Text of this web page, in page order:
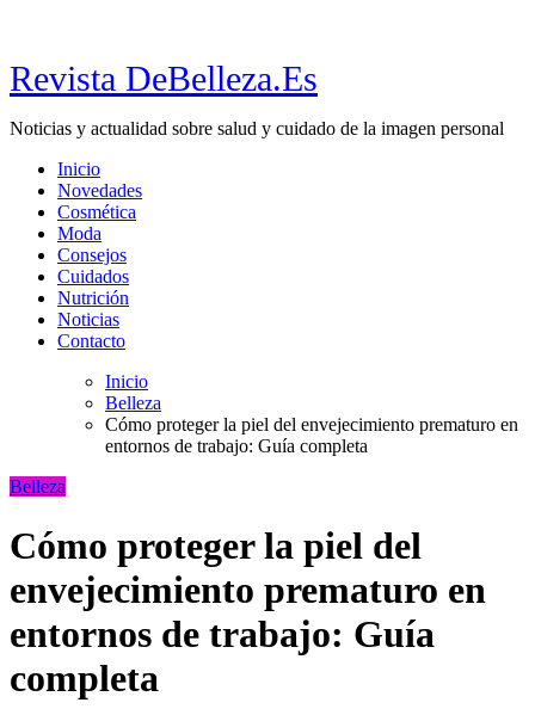
Revista DeBelleza.Es
Noticias y actualidad sobre salud y cuidado de la imagen personal
Inicio
Novedades
Cosmética
Moda
Consejos
Cuidados
Nutrición
Noticias
Contacto
Inicio
Belleza
Cómo proteger la piel del envejecimiento prematuro en
entornos de trabajo: Guía completa
Belleza
Cómo proteger la piel del
envejecimiento prematuro en
entornos de trabajo: Guía
completa